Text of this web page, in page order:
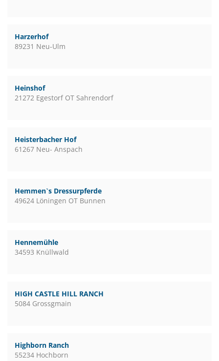
Harzerhof
89231 Neu-Ulm
Heinshof
21272 Egestorf OT Sahrendorf
Heisterbacher Hof
61267 Neu- Anspach
Hemmen`s Dressurpferde
49624 Löningen OT Bunnen
Hennemühle
34593 Knüllwald
HIGH CASTLE HILL RANCH
5084 Grossgmain
Highborn Ranch
55234 Hochborn